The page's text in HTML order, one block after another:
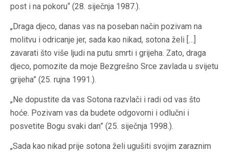
post i na pokoru“ (28. siječnja 1987.).
„Draga djeco, danas vas na poseban način pozivam na
molitvu i odricanje jer, sada kao nikad, sotona želi […]
zavarati što više ljudi na putu smrti i grijeha. Zato, draga
djeco, pomozite da moje Bezgrešno Srce zavlada u svijetu
grijeha” (25. rujna 1991.).
„Ne dopustite da vas Sotona razvlači i radi od vas što
hoće. Pozivam vas da budete odgovorni i odlučni i
posvetite Bogu svaki dan” (25. siječnja 1998.).
„Sada kao nikad prije sotona želi ugušiti svojim zaraznim